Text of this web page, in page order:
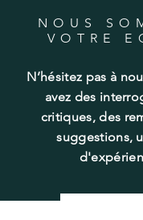
NOUS
VOTRE
N’hésitez pas à
avez des
critiques, des
suggestions,